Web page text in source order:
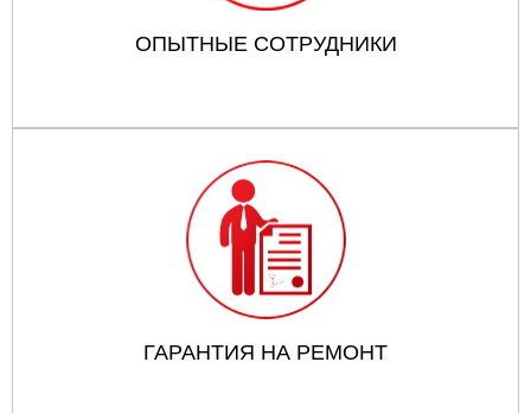
ОПЫТНЫЕ СОТРУДНИКИ
ГАРАНТИЯ НА РЕМОНТ